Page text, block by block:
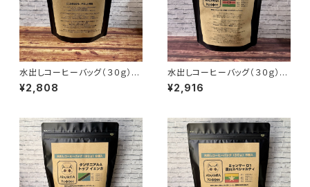
水出しコーヒーバッグ（３０ｇ）×
６個入 エチオピア ミチュ ナチ
ュラル
¥2,808
水出しコーヒーバッグ（３０ｇ）×
６個入 ケニア キリニャガマウ
ンテン Qグレード
¥2,916